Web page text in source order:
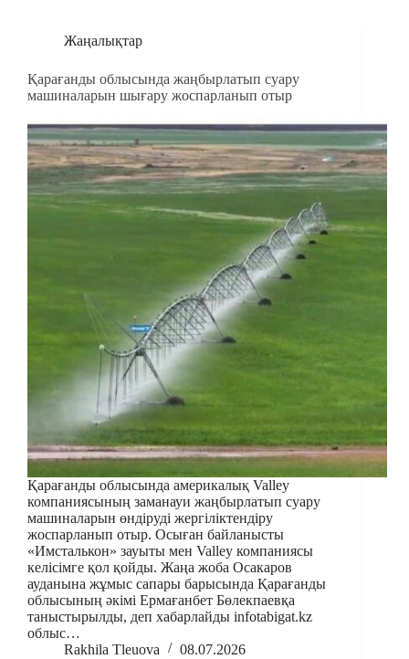
Жаңалықтар
Қарағанды облысында жаңбырлатып суару
машиналарын шығару жоспарланып отыр
Қарағанды облысында америкалық Valley
компаниясының заманауи жаңбырлатып суару
машиналарын өндіруді жергіліктендіру
жоспарланып отыр. Осыған байланысты
«Имсталькон» зауыты мен Valley компаниясы
келісімге қол қойды. Жаңа жоба Осакаров
ауданына жұмыс сапары барысында Қарағанды
облысының әкімі Ермағанбет Бөлекпаевқа
таныстырылды, деп хабарлайды infotabigat.kz
облыс…
Rakhila Tleuova
08.07.2026